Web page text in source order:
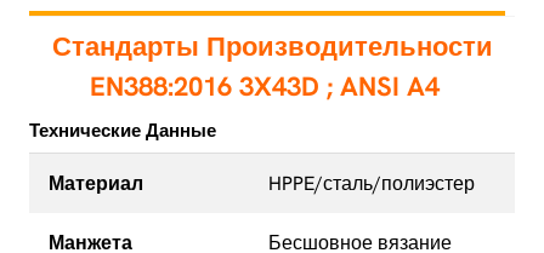
Стандарты Производительности
EN388:2016 3X43D ; ANSI A4
Технические Данные
Материал HPPE/сталь/полиэстер
Манжета Бесшовное вязание